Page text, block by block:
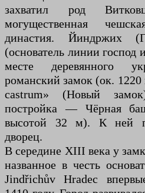
захватил род
могущественная
династия. Йиндржих
(основатель линии господ
месте деревянного
романский замок (ок. 1220
castrum» (Новый
постройка — Чёрная
высотой 32 м). К ней
дворец.
В середине XIII века у
названное в честь
Jindřichův Hradec